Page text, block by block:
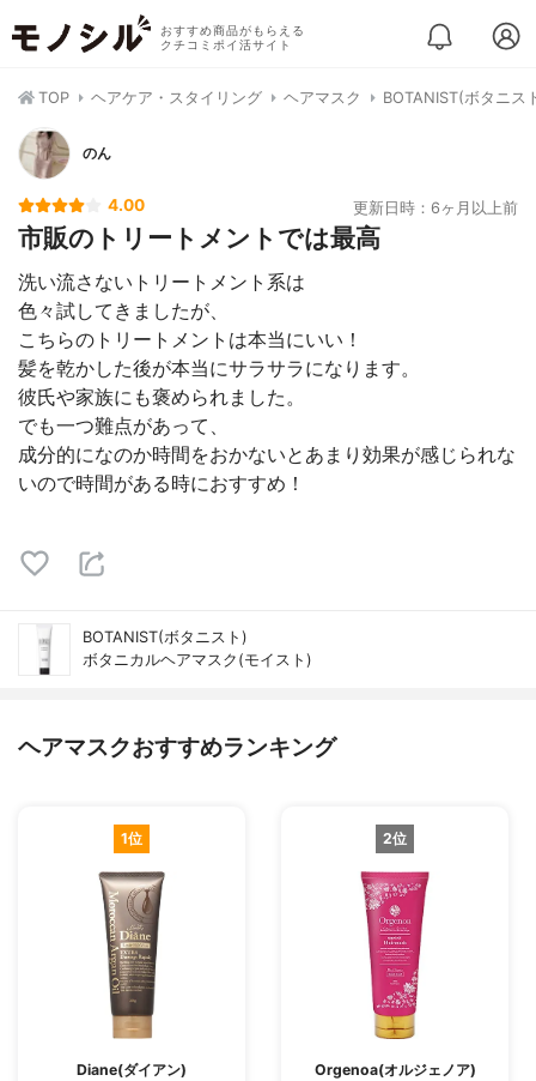
おすすめ商品がもらえる
クチコミポイ活サイト
TOP ヘアケア・スタイリング ヘアマスク BOTANIST(ボタニス
のん
4.00 更新日時：6ヶ月以上前
市販のトリートメントでは最高
洗い流さないトリートメント系は
色々試してきましたが、
こちらのトリートメントは本当にいい！
髪を乾かした後が本当にサラサラになります。
彼氏や家族にも褒められました。
でも一つ難点があって、
成分的になのか時間をおかないとあまり効果が感じられな
いので時間がある時におすすめ！
BOTANIST(ボタニスト)
ボタニカルヘアマスク(モイスト)
ヘアマスクおすすめランキング
1位
Diane(ダイアン)
2位
Orgenoa(オルジェノア)